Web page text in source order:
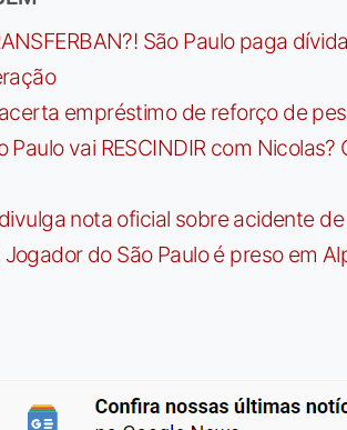
São Paulo paga
empréstimo de reforço de
Paulo vai RESCINDIR com
nota oficial sobre acidente
Jogador do São Paulo é preso em